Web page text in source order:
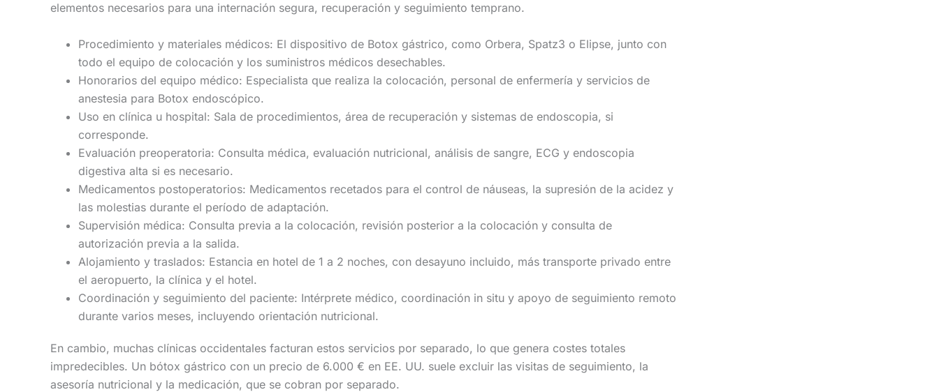
elementos necesarios para una internación segura, recuperación y seguimiento temprano.
Procedimiento y materiales médicos: El dispositivo de Botox gástrico, como Orbera, Spatz3 o Elipse, junto con
todo el equipo de colocación y los suministros médicos desechables.
Honorarios del equipo médico: Especialista que realiza la colocación, personal de enfermería y servicios de
anestesia para Botox endoscópico.
Uso en clínica u hospital: Sala de procedimientos, área de recuperación y sistemas de endoscopia, si
corresponde.
Evaluación preoperatoria: Consulta médica, evaluación nutricional, análisis de sangre, ECG y endoscopia
digestiva alta si es necesario.
Medicamentos postoperatorios: Medicamentos recetados para el control de náuseas, la supresión de la acidez y
las molestias durante el período de adaptación.
Supervisión médica: Consulta previa a la colocación, revisión posterior a la colocación y consulta de
autorización previa a la salida.
Alojamiento y traslados: Estancia en hotel de 1 a 2 noches, con desayuno incluido, más transporte privado entre
el aeropuerto, la clínica y el hotel.
Coordinación y seguimiento del paciente: Intérprete médico, coordinación in situ y apoyo de seguimiento remoto
durante varios meses, incluyendo orientación nutricional.
En cambio, muchas clínicas occidentales facturan estos servicios por separado, lo que genera costes totales
impredecibles. Un bótox gástrico con un precio de 6.000 € en EE. UU. suele excluir las visitas de seguimiento, la
asesoría nutricional y la medicación, que se cobran por separado.